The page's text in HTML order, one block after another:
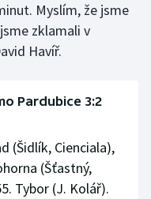
Myslím, že jsme
zklamali v
Havíř.
Pardubice 3:2
(Šidlík, Cienciala),
(Šťastný,
Tybor (J. Kolář).